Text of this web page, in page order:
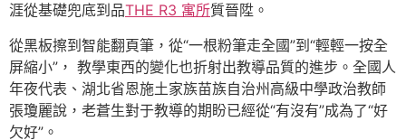
涯從基礎兜底到品THE R3 寓所質晉陞。
從黑板擦到智能翻頁筆，從“一根粉筆走全國”到“輕輕一按全
屏縮小”， 教學東西的變化也折射出教導品質的進步。全國人
年夜代表、湖北省恩施土家族苗族自治州高級中學政治教師
張瓊麗說，老蒼生對于教導的期盼已經從“有沒有”成為了“好
欠好”。